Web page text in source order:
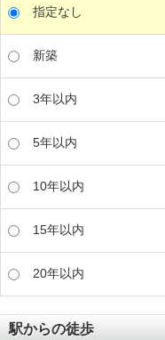
指定なし
新築
3年以内
5年以内
10年以内
15年以内
20年以内
駅からの徒歩